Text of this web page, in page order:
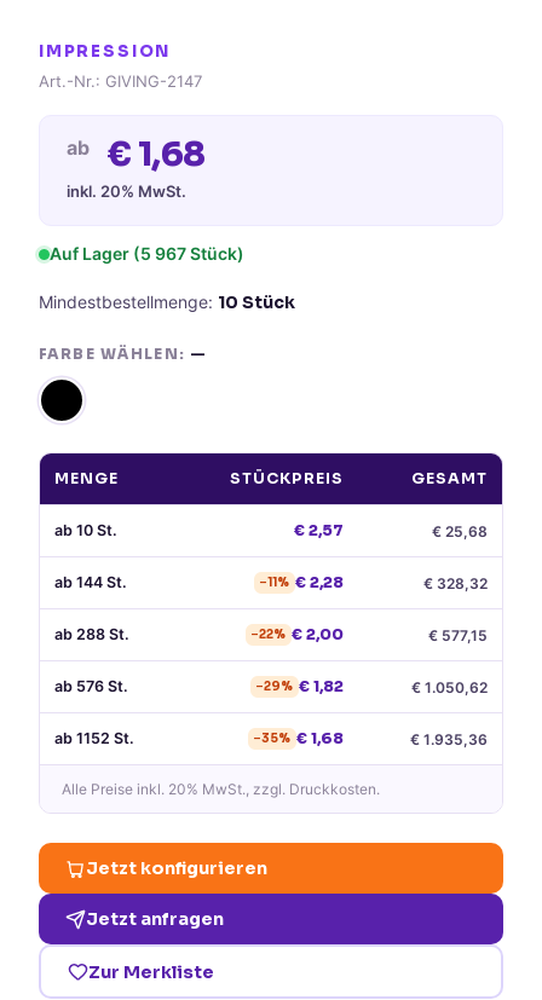
IMPRESSION
Art.-Nr.: GIVING-2147
ab € 1,68
inkl. 20% MwSt.
Auf Lager (5 967 Stück)
Mindestbestellmenge: 10 Stück
FARBE WÄHLEN: —
MENGE STÜCKPREIS GESAMT
ab 10 St. €2,57 € 25,68
ab 144 St. −11% €2,28 € 328,32
ab 288 St. −22% €2,00 € 577,15
ab 576 St. −29% €1,82 € 1.050,62
ab 1152 St. −35% €1,68 € 1.935,36
Alle Preise inkl. 20% MwSt., zzgl. Druckkosten.
Jetzt konfigurieren
Jetzt anfragen
Zur Merkliste